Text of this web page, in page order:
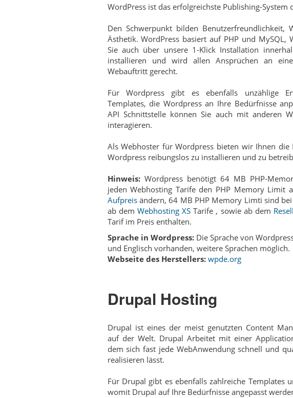
WordPress ist das erfolgreichste Publishing-System
Den Schwerpunkt bilden Benutzerfreundlichkeit,
Ästhetik. WordPress basiert auf PHP und MySQL,
Sie auch über unsere 1-Klick Installation
installieren und wird allen Ansprüchen an
Webauftritt gerecht.
Für Wordpress gibt es ebenfalls unzählige
Templates, die Wordpress an Ihre Bedürfnisse
API Schnittstelle können Sie auch mit anderen
interagieren.
Als Webhoster für Wordpress bieten wir Ihnen die
Wordpress reibungslos zu installieren und zu
Hinweis:Wordpress benötigt 64 MB PHP-
jeden Webhosting Tarife den PHP Memory Limit
Aufpreisändern, 64 MB PHP Memory Limti sind
ab dem Webhosting XS Tarife , sowie ab dem
Tarif im Preis enthalten.
Sprache in Wordpress:Die Sprache von
und Englisch vorhanden, weitere Sprachen möglich.
Webseite des Herstellers: wpde.org
Drupal Hosting
Drupal ist eines der meist genutzten Content
auf der Welt. Drupal Arbeitet mit einer
dem sich fast jede Web­Anwendung schnell und
realisieren lässt.
Für Drupal gibt es ebenfalls zahlreiche Templates
womit Drupal auf Ihre Bedürfnisse angepasst